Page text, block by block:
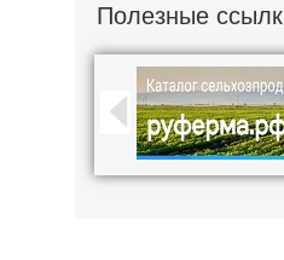
Полезные